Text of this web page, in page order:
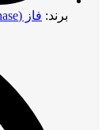
برند: فاز (phase)